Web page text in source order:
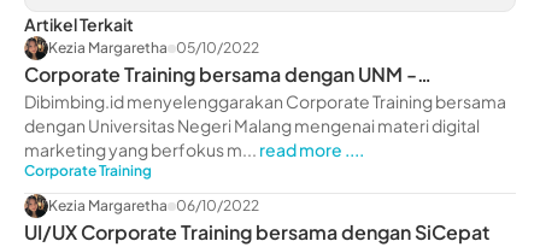
Artikel Terkait
Kezia Margaretha 05/10/2022
Corporate Training bersama dengan UNM -
dibimbing.id
Dibimbing.id menyelenggarakan Corporate Training bersama
dengan Universitas Negeri Malang mengenai materi digital
marketing yang berfokus m... read more ....
Corporate Training
Kezia Margaretha 06/10/2022
UI/UX Corporate Training bersama dengan SiCepat